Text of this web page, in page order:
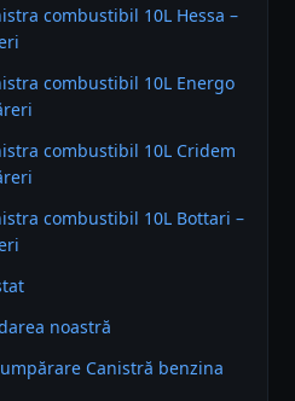
combustibil 10L Hessa –
combustibil 10L Energo
combustibil 10L Cridem
combustibil 10L Bottari –
noastră
Canistră benzina